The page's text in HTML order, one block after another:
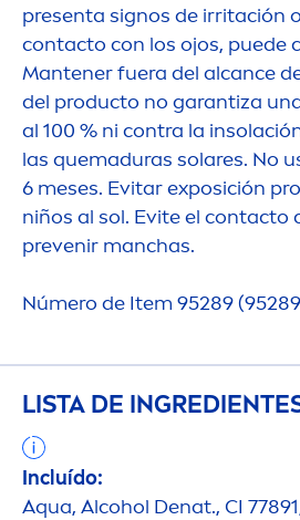
presenta signos de irritación
contacto con los ojos, puede
Mantener fuera del alcance
del producto no garantiza
al 100 % ni contra la
las quemaduras solares. No
6 meses. Evitar exposición
niños al sol. Evite el contacto
prevenir manchas.
Número de Item 95289
LISTA DE
Incluído:
Aqua, Alcohol Denat., CI